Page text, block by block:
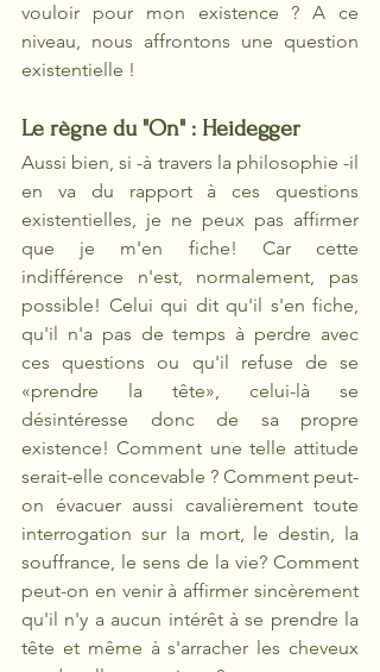
vouloir pour mon existence ? A ce
niveau, nous affrontons une question
existentielle !
Le règne du "On" : Heidegger
Aussi bien, si -à travers la philosophie -il
en va du rapport à ces questions
existentielles, je ne peux pas affirmer
que je m'en fiche! Car cette
indifférence n'est, normalement, pas
possible! Celui qui dit qu'il s'en fiche,
qu'il n'a pas de temps à perdre avec
ces questions ou qu'il refuse de se
«prendre la tête», celui-là se
désintéresse donc de sa propre
existence! Comment une telle attitude
serait-elle concevable ? Comment peut-
on évacuer aussi cavalièrement toute
interrogation sur la mort, le destin, la
souffrance, le sens de la vie? Comment
peut-on en venir à affirmer sincèrement
qu'il n'y a aucun intérêt à se prendre la
tête et même à s'arracher les cheveux